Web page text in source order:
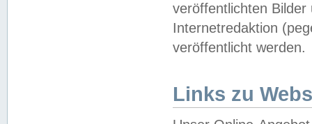
veröffentlichten
Internetredaktion
veröffentlicht werden.
Links zu